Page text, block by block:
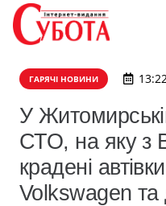
ГАРЯЧІ НОВИНИ
​У
СТО, на яку з
крадені
Volkswagen та